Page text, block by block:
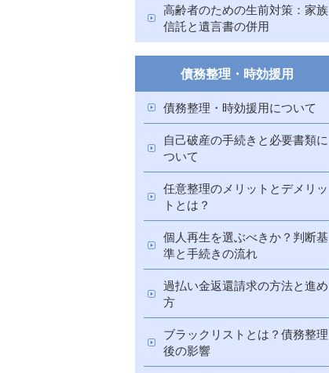
高齢者のための生前対策：家族
信託と遺言書の併用
債務整理・時効援用
債務整理・時効援用について
自己破産の手続きと必要書類に
ついて
任意整理のメリットとデメリッ
トとは？
個人再生を選ぶべきか？判断基
準と手続きの流れ
過払い金返還請求の方法と進め
方
ブラックリストとは？債務整理
後の影響